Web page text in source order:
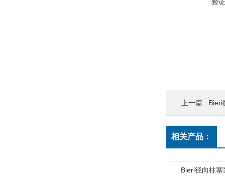
上一篇 : Bieri
相关产品：
Bieri径向柱塞